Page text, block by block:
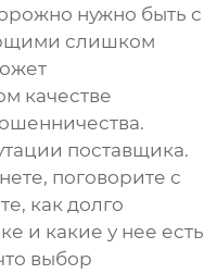
нужно быть с
слишком
качестве
поставщика.
поговорите с
как долго
и какие у нее есть
выбор